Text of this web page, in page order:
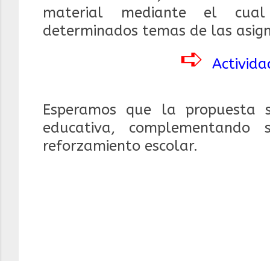
material mediante el
determinados temas de las
➪
Esperamos que la
educativa,
reforzamiento escolar.